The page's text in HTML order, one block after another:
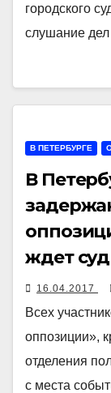
городского
слушание
В ПЕТЕРБУРГЕ
В
ждет суд
16.04.2017
Всех
оппозиции»,
отделения
с места